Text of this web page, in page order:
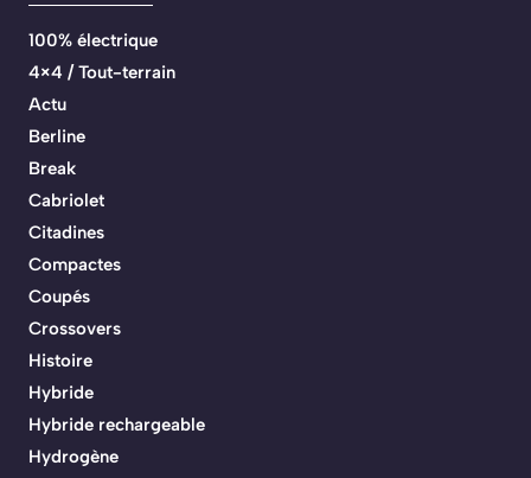
100% électrique
4×4 / Tout-terrain
Actu
Berline
Break
Cabriolet
Citadines
Compactes
Coupés
Crossovers
Histoire
Hybride
Hybride rechargeable
Hydrogène